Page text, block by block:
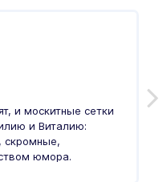
и москитные сетки
и Виталию:
скромные,
юмора.